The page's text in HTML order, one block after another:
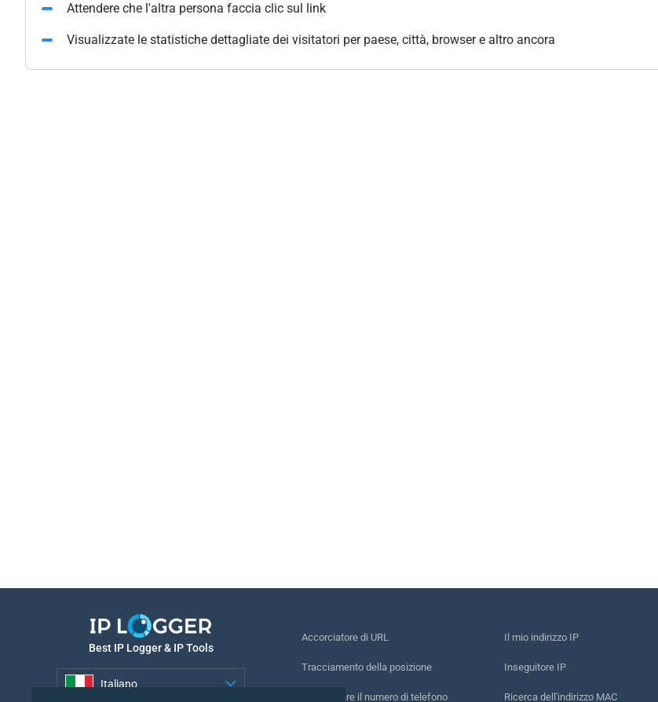
Attendere che l'altra persona faccia clic sul link
Visualizzate le statistiche dettagliate dei visitatori per paese, città, browser e altro ancora
Best IP Logger & IP Tools
Italiano
Accorciatore di URL
Tracciamento della posizione
Rintracciare il numero di telefono
Il mio indirizzo IP
Inseguitore IP
Ricerca dell'indirizzo MAC